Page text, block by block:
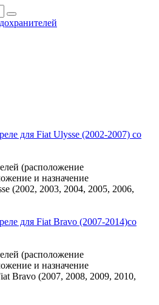
для Fiat Ulysse (2002-2007) со
(расположение
и назначение
(2002, 2003, 2004, 2005, 2006,
для Fiat Bravo (2007-2014)со
(расположение
и назначение
Bravo (2007, 2008, 2009, 2010,